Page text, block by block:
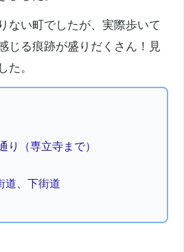
ない町でしたが、実際歩いて
じる痕跡が盛りだくさん！見
た。
り（専立寺まで）
道、下街道